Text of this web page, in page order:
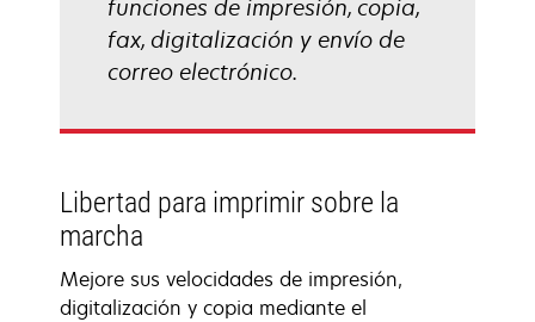
funciones de impresión, copia,
fax, digitalización y envío de
correo electrónico.
Libertad para imprimir sobre la
marcha
Mejore sus velocidades de impresión,
digitalización y copia mediante el